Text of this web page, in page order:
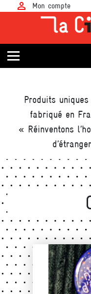
person_outline Mon compte
T-shirts militants
Publications / Livres
Objets
Produits
fabriqué en
« Réinventons